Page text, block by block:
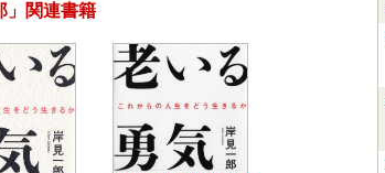
」関連書籍